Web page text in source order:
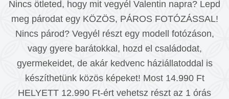
Nincs ötleted, hogy mit vegyél Valentin napra? Lepd
meg párodat egy KÖZÖS, PÁROS FOTÓZÁSSAL!
Nincs párod? Vegyél részt egy modell fotózáson,
vagy gyere barátokkal, hozd el családodat,
gyermekeidet, de akár kedvenc háziállatoddal is
készíthetünk közös képeket! Most 14.990 Ft
HELYETT 12.990 Ft-ért vehetsz részt az 1 órás